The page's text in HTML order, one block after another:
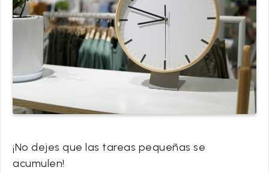
¡No dejes que las tareas pequeñas se
acumulen!